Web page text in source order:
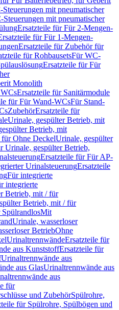
Steuerungen mit pneumatischer
mit pneumatischer
Ersatzteile für Für 2-Mengen-
für Für 1-Mengen-
Ersatzteile für Zubehör für
für RohbausetsFür WC-
Ersatzteile für Für
Monolith
Ersatzteile für Sanitärmodule
für Für Wand-WCsFür Stand-
ZubehörErsatzteile für
Urinale, gespülter Betrieb, mit
Betrieb, mit
für Ohne DeckelUrinale, gespülter
Urinale, gespülter Betrieb,
Ersatzteile für Für AP-
UrinalsteuerungErsatzteile
Für integrierte
integrierte
Betrieb, mit / für
Betrieb, mit / für
Mit
Urinale, wasserloser
BetriebOhne
UrinaltrennwändeErsatzteile für
aus KunststoffErsatzteile für
Urinaltrennwände aus
aus GlasUrinaltrennwände aus
aus
für
und ZubehörSpülrohre,
für Spülrohre, Spülbögen und